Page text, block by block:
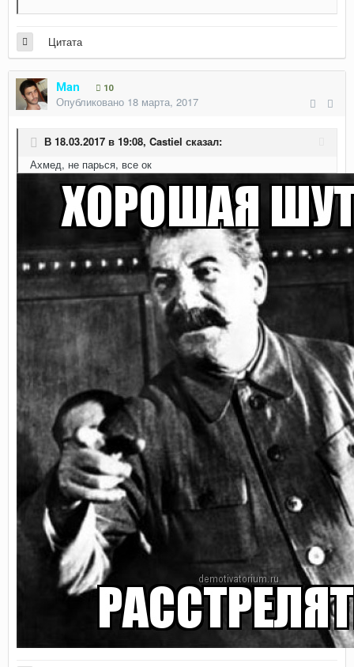
Цитата
Man 10
Опубликовано 18 марта, 2017
В 18.03.2017 в 19:08, Castiel сказал:
Ахмед, не парься, все ок